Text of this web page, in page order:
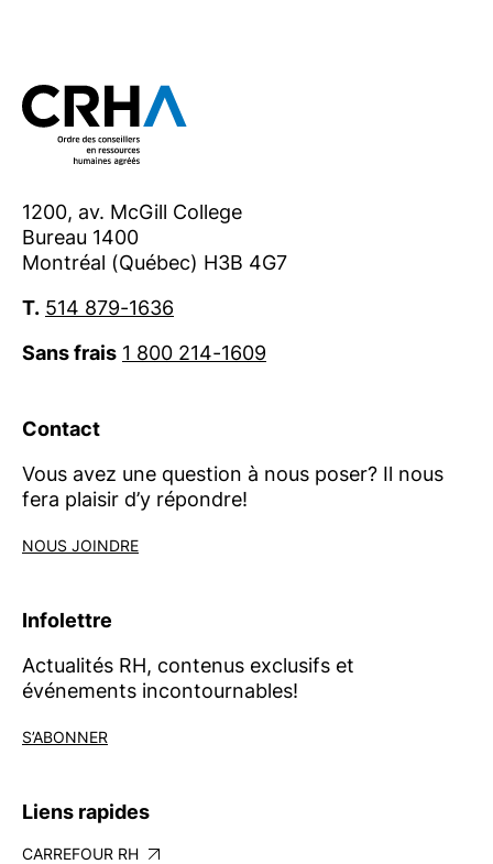
1200, av. McGill College
Bureau 1400
Montréal (Québec) H3B 4G7
T. 514 879-1636
Sans frais 1 800 214-1609
Contact
Vous avez une question à nous poser? Il nous
fera plaisir d’y répondre!
NOUS JOINDRE
Infolettre
Actualités RH, contenus exclusifs et
événements incontournables!
S’ABONNER
Liens rapides
CARREFOUR RH